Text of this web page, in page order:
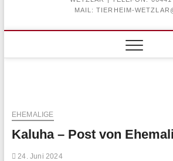
MAIL: TIERHEIM-
EHEMALIGE
Kaluha – Post von
24. Juni 2024